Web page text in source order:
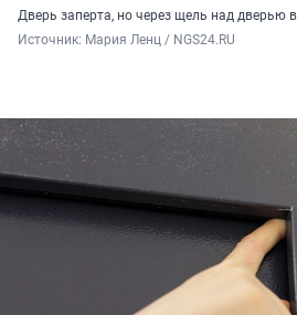
Дверь заперта, но через щель над дверью
Источник: Мария Ленц / NGS24.RU